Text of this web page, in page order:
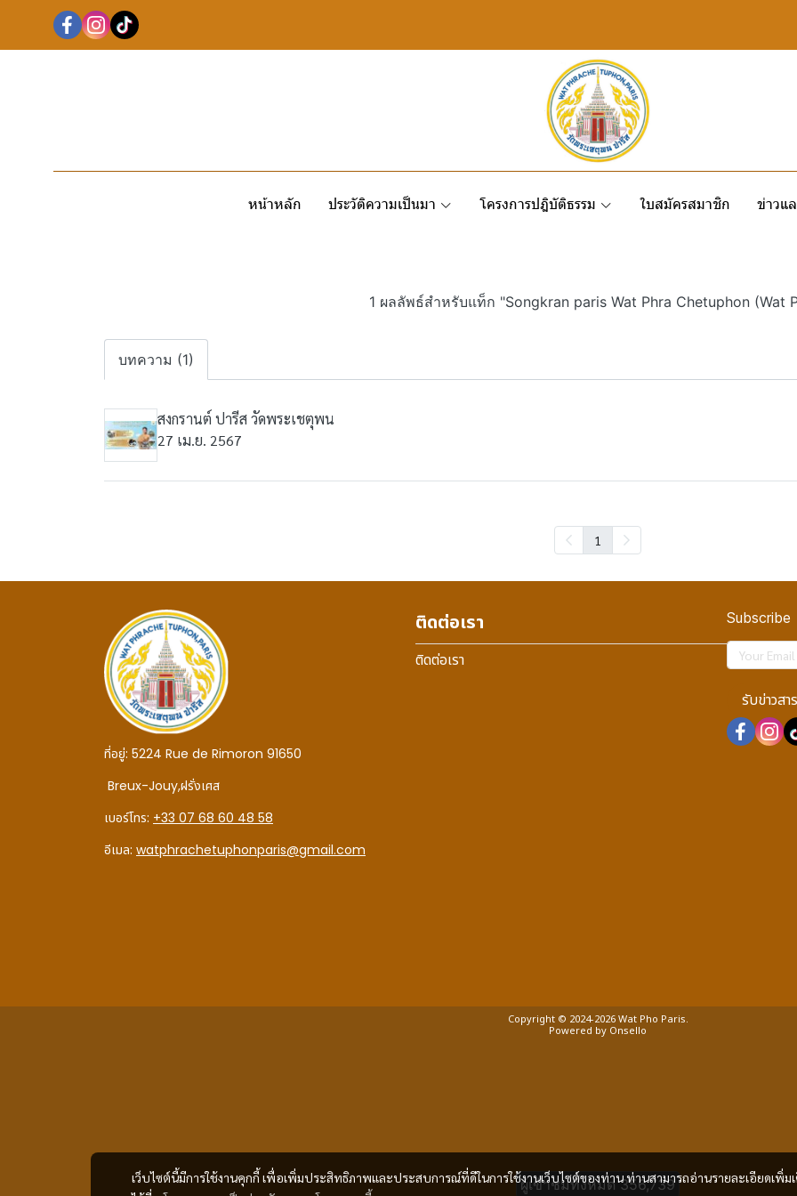
หน้าหลัก ประวัติความเป็นมา โครงการปฎิบัติธรรม ใบสมัครสมาชิก ข่าวแ
1 ผลลัพธ์สำหรับแท็ก "Songkran paris Wat Phra Chetuphon (Wat
บทความ (1)
สงกรานต์ ปารีส วัดพระเชตุพน
27 เม.ย. 2567
1
เว็บไซต์นี้มีการใช้งานคุกกี้ เพื่อเพิ่มประสิทธิภาพและประสบการณ์ที่ดีในการใช้งานเว็บไซต์ของท่าน ท่านสามารถอ่านรายละเอียดเพิ่ม
ที่อยู่: 5224 Rue de Rimoron 91650
Breux-Jouy,ฝรั่งเศส
เบอร์โทร: +33 07 68 60 48 58
อีเมล: watphrachetuphonparis@gmail.com
ติดต่อเรา
ติดต่อเรา
Subscribe
รับข่าวสาร
Copyright © 2024-2026 Wat Pho Paris.
Powered by Onsello
ผู้เข้าชมทั้งหมด356,739